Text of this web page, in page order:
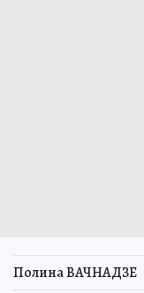
Полина ВАЧНАДЗЕ